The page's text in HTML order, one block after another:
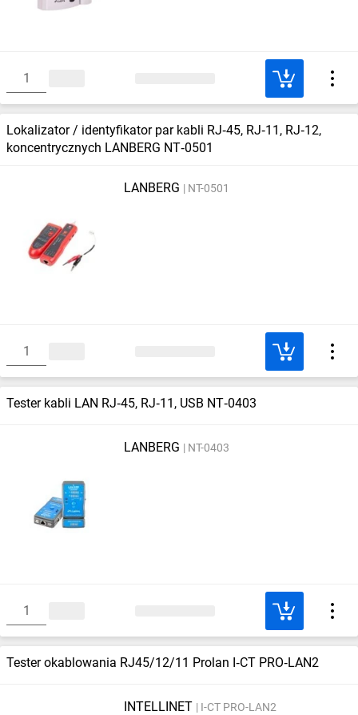
Lokalizator / identyfikator par kabli RJ‑45, RJ‑11, RJ‑12,
koncentrycznych LANBERG NT‑0501
LANBERG NT-0501
Tester kabli LAN RJ‑45, RJ‑11, USB NT‑0403
LANBERG NT-0403
Tester okablowania RJ45/12/11 Prolan I‑CT PRO‑LAN2
INTELLINET I-CT PRO-LAN2